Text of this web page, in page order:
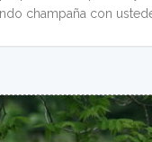
champaña con